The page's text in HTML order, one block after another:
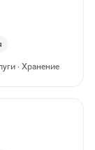
· Хранение